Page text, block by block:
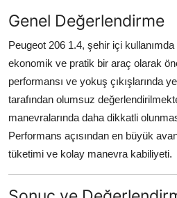
Genel Değerlendirme
Peugeot 206 1.4, şehir içi
ekonomik ve pratik bir araç olarak
performansı ve yokuş çıkışlarında
tarafından olumsuz
manevralarında daha dikkatli
Performans açısından en büyük
tüketimi ve kolay manevra kabiliyeti.